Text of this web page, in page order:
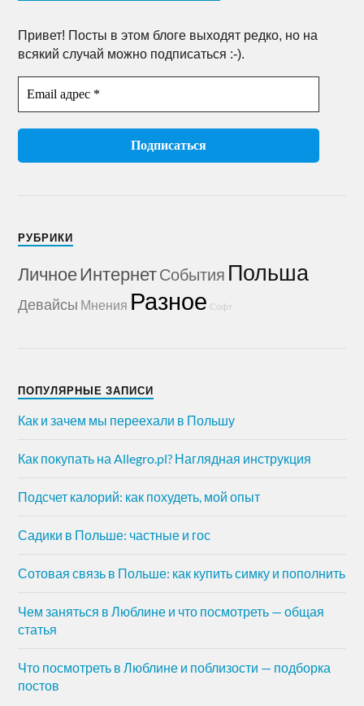
Привет! Посты в этом блоге выходят редко, но на
всякий случай можно подписаться :-).
РУБРИКИ
ЛичноеИнтернетСобытия Польша
Девайсы Мнения Разное Софт
ПОПУЛЯРНЫЕ ЗАПИСИ
Как и зачем мы переехали в Польшу
Как покупать на Allegro.pl? Наглядная инструкция
Подсчет калорий: как похудеть, мой опыт
Садики в Польше: частные и гос
Сотовая связь в Польше: как купить симку и пополнить
Чем заняться в Люблине и что посмотреть — общая
статья
Что посмотреть в Люблине и поблизости — подборка
постов